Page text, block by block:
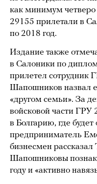
как минимум четверо
29155 прилетали в
по 2018 год.
Издание также
в Салоники по
прилетел сотрудник
Шапошников назвал
«другом семьи». За
войсковой части
в Болгарию, где
предприниматель
бизнесмен рассказал
Шапошниковы
году и «активно